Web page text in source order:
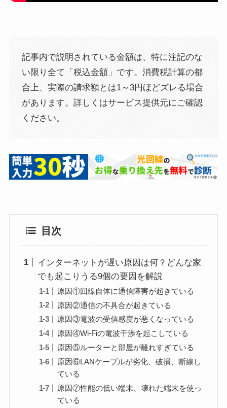
記事内で説明されている金額は、特に注記のな
い限り全て「税込金額」です。消費税計算の都
合上、実際の請求額とは1～3円ほどズレる場合
があります。詳しくはサービス提供元にご確認
ください。
目次
インターネットが遅い原因は何？どんな家
でも起こりうる9個の要因を解説
原因①回線自体に通信障害が起きている
原因②通信の不具合が起きている
原因③電波の受信感度が悪くなっている
原因④Wi-Fiの電波干渉を起こしている
原因⑤ルーターと部屋が離れすぎている
原因⑥LANケーブルが劣化、破損、断線し
ている
原因⑦性能の低い端末、壊れた端末を使っ
ている